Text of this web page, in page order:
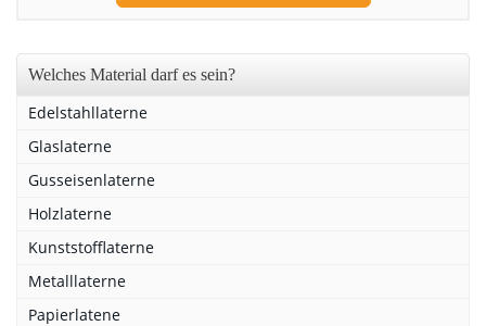
Welches Material darf es sein?
Edelstahllaterne
Glaslaterne
Gusseisenlaterne
Holzlaterne
Kunststofflaterne
Metalllaterne
Papierlatene